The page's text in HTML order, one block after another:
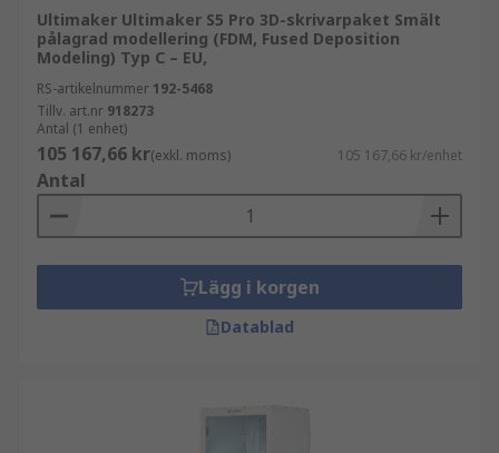
Ultimaker Ultimaker S5 Pro 3D-skrivarpaket Smält
pålagrad modellering (FDM, Fused Deposition
Modeling) Typ C – EU,
RS-artikelnummer 192-5468
Tillv. art.nr 918273
Antal (1 enhet)
105 167,66 kr(exkl. moms) 105 167,66 kr/enhet
Antal
Lägg i korgen
Datablad